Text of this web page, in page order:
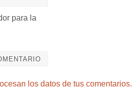
para la
los datos de tus comentarios.